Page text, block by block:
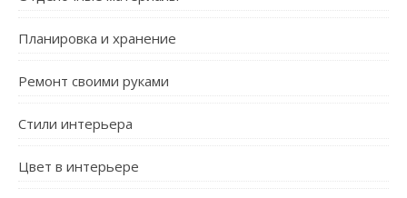
Планировка и хранение
Ремонт своими руками
Стили интерьера
Цвет в интерьере